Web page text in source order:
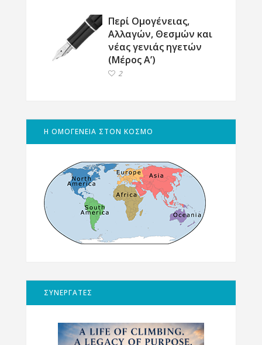
Περί Ομογένειας,
Αλλαγών, Θεσμών και
νέας γενιάς ηγετών
(Μέρος Α’)
2
Η ΟΜΟΓΕΝΕΙΑ ΣΤΟΝ ΚΟΣΜΟ
ΣΥΝΕΡΓΑΤΕΣ